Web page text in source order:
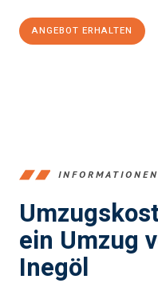
ANGEBOT ERHALTEN
INFORMATIONEN
ein Umzug
Inegöl